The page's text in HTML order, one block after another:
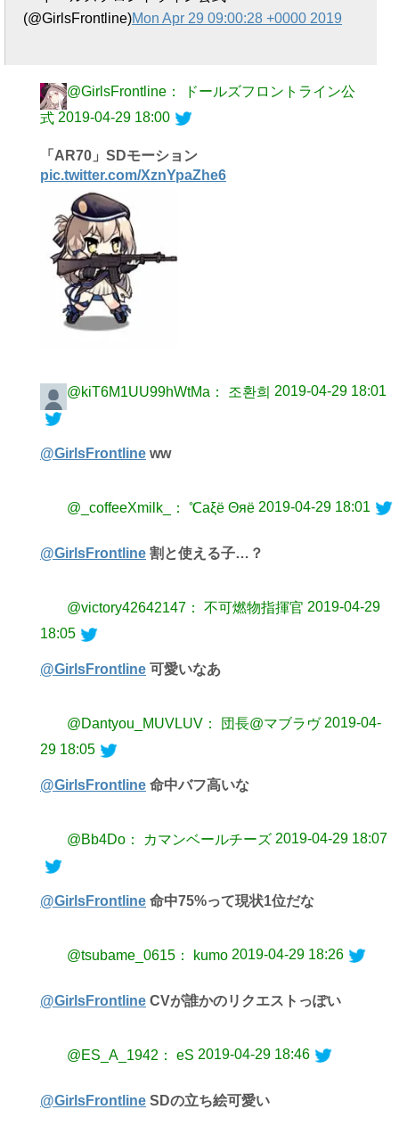
(@GirlsFrontline)Mon Apr 29 09:00:28 +0000 2019
@GirlsFrontline： ドールズフロントライン公
式 2019-04-29 18:00
「AR70」SDモーション
pic.twitter.com/XznYpaZhe6
@kiT6M1UU99hWtMa： 조환희 2019-04-29 18:01
@GirlsFrontline ww
@_coffeeXmilk_： ℃aξё Θяё 2019-04-29 18:01
@GirlsFrontline 割と使える子…？
@victory42642147： 不可燃物指揮官 2019-04-29
18:05
@GirlsFrontline 可愛いなあ
@Dantyou_MUVLUV： 団長@マブラヴ 2019-04-
29 18:05
@GirlsFrontline 命中バフ高いな
@Bb4Do： カマンベールチーズ 2019-04-29 18:07
@GirlsFrontline 命中75%って現状1位だな
@tsubame_0615： kumo 2019-04-29 18:26
@GirlsFrontline CVが誰かのリクエストっぽい
@ES_A_1942： eS 2019-04-29 18:46
@GirlsFrontline SDの立ち絵可愛い